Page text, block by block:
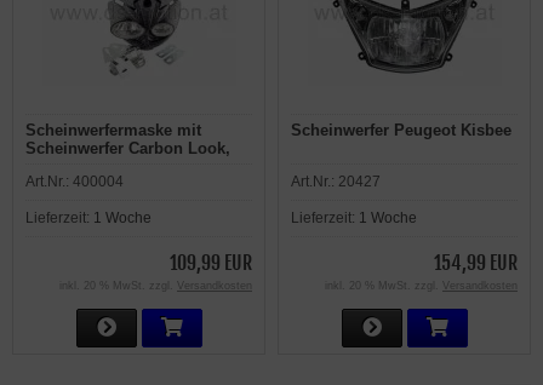
Scheinwerfermaske mit
Scheinwerfer Carbon Look,
Halogenlampe H3, 12V, 55W,
Art.Nr.: 400004
Lieferzeit: 1 Woche
109,99 EUR
inkl. 20 % MwSt. zzgl. Versandkosten
Scheinwerfer Peugeot Kisbee
Art.Nr.: 20427
Lieferzeit: 1 Woche
154,99 EUR
inkl. 20 % MwSt. zzgl. Versandkosten